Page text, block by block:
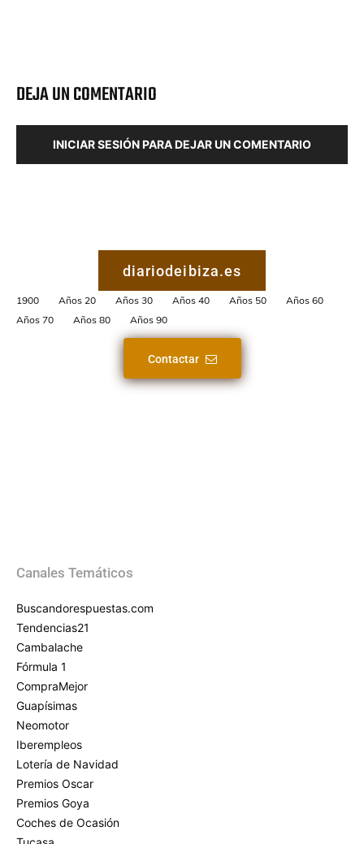
DEJA UN COMENTARIO
INICIAR SESIÓN PARA DEJAR UN COMENTARIO
diariodeibiza.es
1900 Años 20 Años 30 Años 40 Años 50
Años 60
Años 70
Años 80 Años 90
Contactar
Canales Temáticos
Buscandorespuestas.com
Tendencias21
Cambalache
Fórmula 1
CompraMejor
Guapísimas
Neomotor
Iberempleos
Lotería de Navidad
Premios Oscar
Premios Goya
Coches de Ocasión